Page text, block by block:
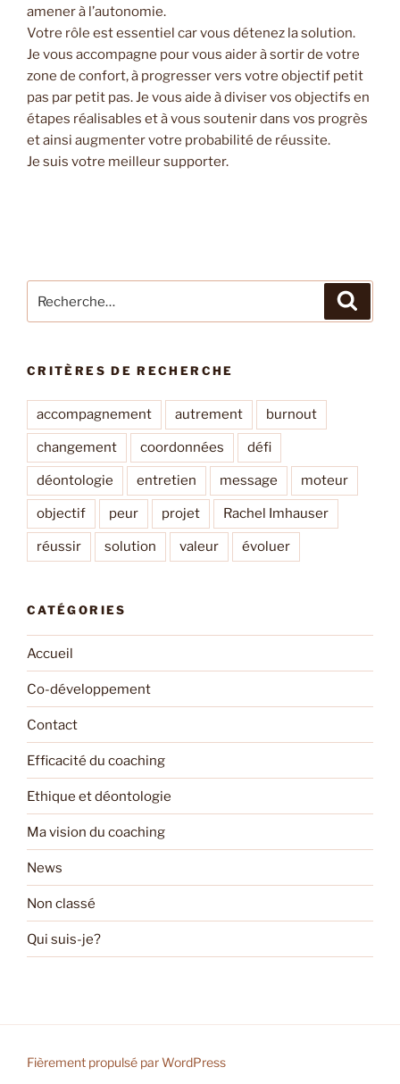
amener à l’autonomie.
Votre rôle est essentiel car vous détenez la solution.
Je vous accompagne pour vous aider à sortir de votre
zone de confort, à progresser vers votre objectif petit
pas par petit pas. Je vous aide à diviser vos objectifs en
étapes réalisables et à vous soutenir dans vos progrès
et ainsi augmenter votre probabilité de réussite.
Je suis votre meilleur supporter.
pour
CRITÈRES DE RECHERCHE
accompagnement autrement burnout
changement coordonnées défi
déontologie entretien message moteur
objectif peur projet Rachel Imhauser
réussir solution valeur évoluer
CATÉGORIES
Accueil
Co-développement
Contact
Efficacité du coaching
Ethique et déontologie
Ma vision du coaching
News
Non classé
Qui suis-je?
Fièrement propulsé par WordPress